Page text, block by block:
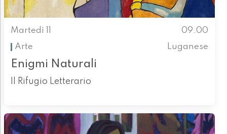
Martedì 11
09.00
Arte
Luganese
Enigmi Naturali
Il Rifugio Letterario